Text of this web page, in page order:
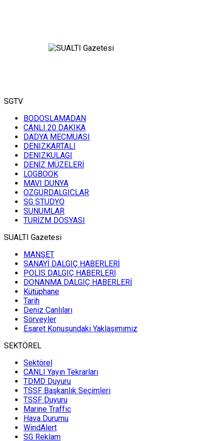
SGTV
BODOSLAMADAN
CANLI 20 DAKIKA
DADYA MECMUASI
DENIZKARTALI
DENIZKULAGI
DENİZ MÜZELERİ
LOGBOOK
MAVI DUNYA
OZGURDALGICLAR
SG STUDYO
SUNUMLAR
TURİZM DOSYASI
SUALTI Gazetesi
MANŞET
SANAYİ DALGIÇ HABERLERİ
POLİS DALGIÇ HABERLERİ
DONANMA DALGIÇ HABERLERİ
Kütüphane
Tarih
Deniz Canlıları
Sörveyler
Esaret Konusundaki Yaklaşımımız
SEKTÖREL
Sektörel
CANLI Yayın Tekrarları
TDMD Duyuru
TSSF Başkanlık Seçimleri
TSSF Duyuru
Marine Traffic
Hava Durumu
WindAlert
SG Reklam